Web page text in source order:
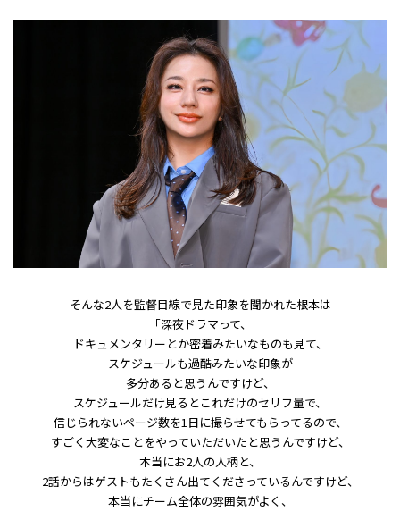
そんな2人を監督目線で見た印象を聞かれた根本は
「深夜ドラマって、
ドキュメンタリーとか密着みたいなものも見て、
スケジュールも過酷みたいな印象が
多分あると思うんですけど、
スケジュールだけ見るとこれだけのセリフ量で、
信じられないページ数を1日に撮らせてもらってるので、
すごく大変なことをやっていただいたと思うんですけど、
本当にお2人の人柄と、
2話からはゲストもたくさん出てくださっているんですけど、
本当にチーム全体の雰囲気がよく、